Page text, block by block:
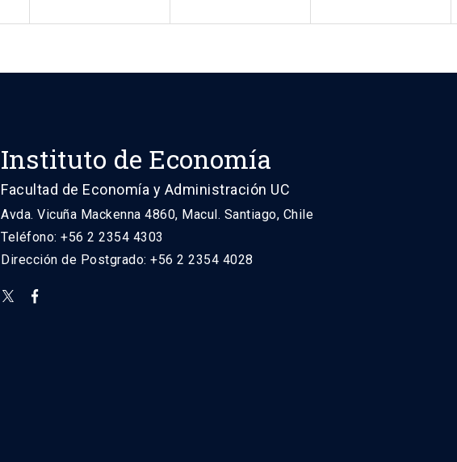
Instituto de Economía
Facultad de Economía y Administración UC
Avda. Vicuña Mackenna 4860, Macul. Santiago, Chile
Teléfono: +56 2 2354 4303
Dirección de Postgrado: +56 2 2354 4028